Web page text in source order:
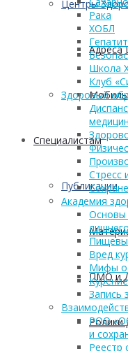
Центры
Адреса
Cпециалистам
Публикации
ПМО и
Ролики
Рака
ХОБЛ
Школа
Клуб
Здоровый
Стресс
Академия
Основы
Вред
Мифы о
Запись
РОО
и
Реестр